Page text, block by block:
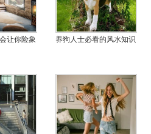
让你险象 养狗人士必看的风水知识